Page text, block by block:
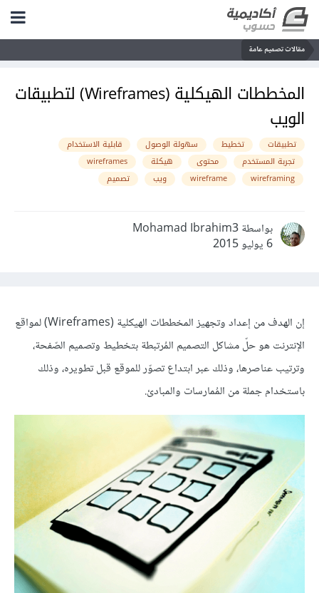
مقالات تصميم عامة
المخططات الهيكلية (Wireframes) لتطبيقات
الويب
تطبيقات تخطيط سهولة الوصول
قابلية الاستخدام
تجربة المستخدم
محتوى هيكلة
wireframes
wireframing
wireframe ويب تصميم
بواسطة Mohamad Ibrahim3
6 يوليو 2015
إن الهدف من إعداد وتجهيز المخططات الهيكلية (Wireframes) لمواقع
الإنترنت هو حلّ مشاكل التصميم المُرتبطة بتخطيط وتصميم الصّفحة،
وترتيب عناصرها، وذلك عبر ابتداع تصوّر للموقع قبل تطويره، وذلك
باستخدام جملة من المُمارسات والمبادئ.